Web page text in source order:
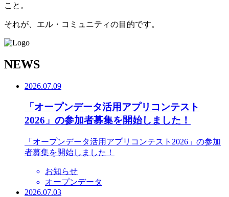
こと。
それが、エル・コミュニティの目的です。
NEWS
2026.07.09
「オープンデータ活用アプリコンテスト
2026」の参加者募集を開始しました！
「オープンデータ活用アプリコンテスト2026」の参加
者募集を開始しました！
お知らせ
オープンデータ
2026.07.03